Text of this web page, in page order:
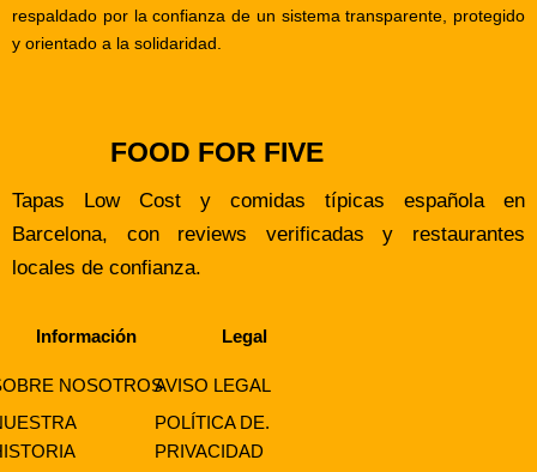
respaldado por la confianza de un sistema transparente, protegido
y orientado a la solidaridad.
FOOD FOR FIVE
Tapas Low Cost y comidas típicas española en
Barcelona, con reviews verificadas y restaurantes
locales de confianza.
Información Legal
NOSOTROSAVISO LEGAL
POLÍTICA DE.
PRIVACIDAD